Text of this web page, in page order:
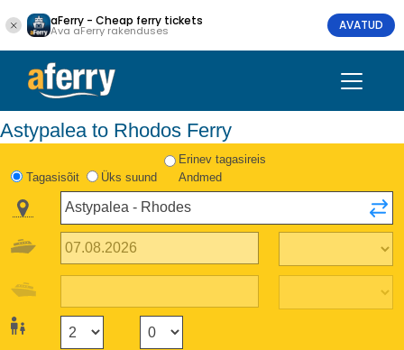
aFerry - Cheap ferry tickets
Ava aFerry rakenduses AVATUD
Astypalea to Rhodos Ferry
Tagasisõit Üks suund
Erinev tagasireis
Andmed